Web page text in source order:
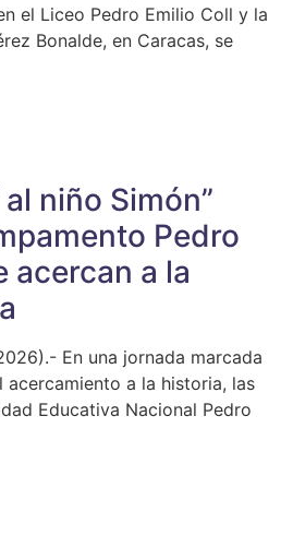
el Liceo Pedro Emilio Coll y la
Bonalde, en Caracas, se
niño Simón”
Pedro
acercan a la
En una jornada marcada
a la historia, las
Educativa Nacional Pedro